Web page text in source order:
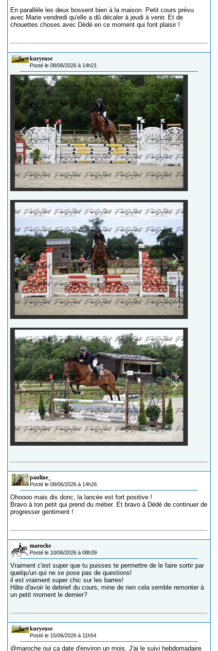
En parallèle les deux bossent bien à la maison. Petit cours prévu
avec Marie vendredi qu'elle a dû décaler à jeudi à venir. Et de
chouettes choses avec Dédé en ce moment qui font plaisir !
kuryeuse
Posté le 08/06/2026 à 14h21
pauline_
Posté le 08/06/2026 à 14h26
Ohoooo mais dis donc, la lancée est fort positive !
Bravo à ton petit qui prend du métier. Et bravo à Dédé de continuer de
progresser gentiment !
maroche
Posté le 10/06/2026 à 08h39
Vraiment c'est super que tu puisses te permettre de le faire sortir par
quelqu'un qui ne se pose pas de questions!
il est vraiment super chic sur les barres!
Hâte d'avoir le debrief du cours, mine de rien cela semble remonter à
un petit moment le dernier?
kuryeuse
Posté le 15/06/2026 à 11h54
@maroche oui ça date d'environ un mois. J'ai le suivi hebdomadaire